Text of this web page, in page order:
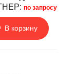
по запросу
В корзину